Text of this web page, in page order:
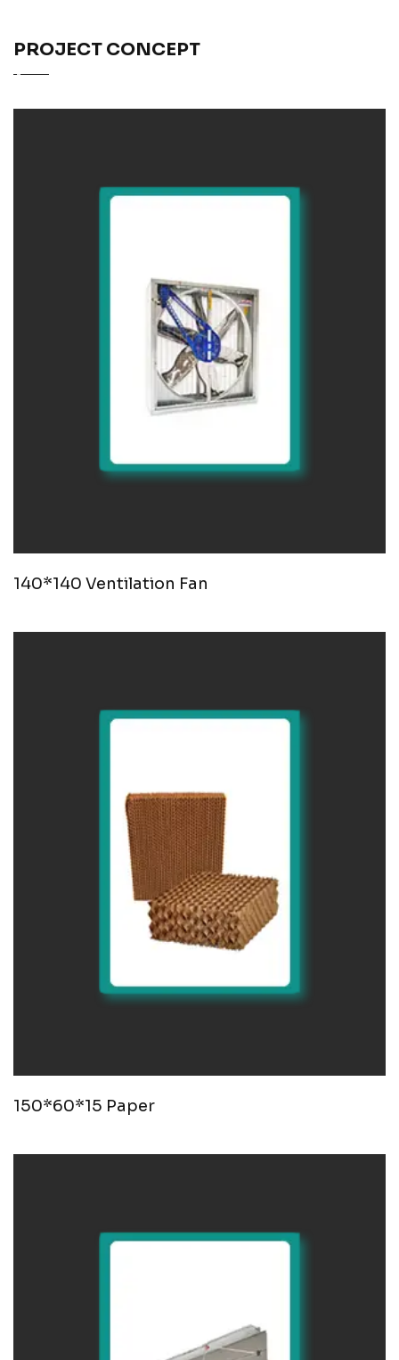
PROJECT CONCEPT
140*140 Ventilation Fan
150*60*15 Paper